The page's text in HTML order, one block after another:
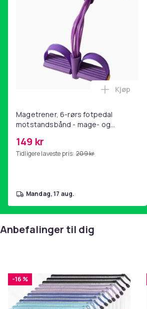
Magetrener, 6-rørs fotpedal
motstandsbånd - mage- og
hjemmegymnastikk Purple
149 kr
Tidligere laveste pris: 209 kr
Legg
Kjøp
mandag, 17 aug.
Anbefalinger til dig
-16 %